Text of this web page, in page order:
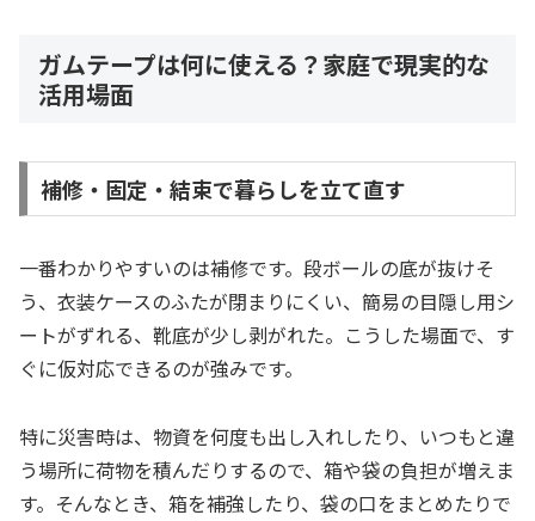
ガムテープは何に使える？家庭で現実的な
活用場面
補修・固定・結束で暮らしを立て直す
一番わかりやすいのは補修です。段ボールの底が抜けそ
う、衣装ケースのふたが閉まりにくい、簡易の目隠し用シ
ートがずれる、靴底が少し剥がれた。こうした場面で、す
ぐに仮対応できるのが強みです。
特に災害時は、物資を何度も出し入れしたり、いつもと違
う場所に荷物を積んだりするので、箱や袋の負担が増えま
す。そんなとき、箱を補強したり、袋の口をまとめたりで